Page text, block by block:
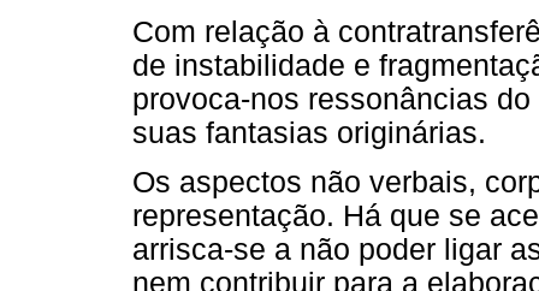
Com relação à
de instabilidade e
provoca-nos ressonâncias
suas fantasias originárias.
Os aspectos não verbais,
representação. Há que se
arrisca-se a não poder ligar
nem contribuir para a